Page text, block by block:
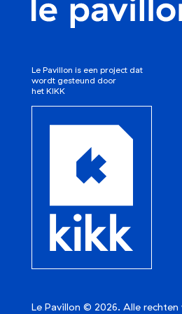
Le Pavillon is een project dat
wordt gesteund door
het KIKK
Le Pavillon © 2026. Alle rechten